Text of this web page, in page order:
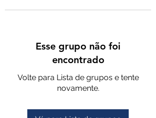
Esse grupo não foi
encontrado
Volte para Lista de grupos e tente
novamente.